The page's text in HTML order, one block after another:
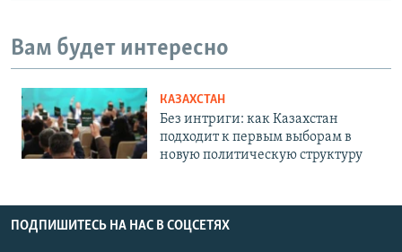
Вам будет интересно
КАЗАХСТАН
Без интриги: как Казахстан
подходит к первым выборам в
новую политическую структуру
ПОДПИШИТЕСЬ НА НАС В СОЦСЕТЯХ